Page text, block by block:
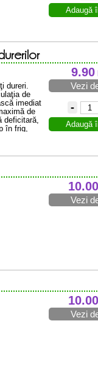
Adaugă
9.90
Vezi
-
Adaugă
dureri.
de
imediat
de
deficitară,
în frig,
10.00
Vezi
10.00
Vezi